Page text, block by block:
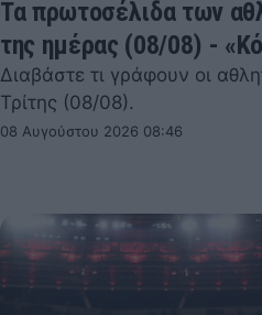
Τα πρωτοσέλιδα των
της ημέρας (08/08) -
Διαβάστε τι γράφουν οι
Τρίτης (08/08).
08 Αυγούστου 2026 08:46